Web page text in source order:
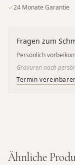
✓24 Monate Garantie
Fragen zum
Persönlich
Gravuren nach
Termin
Ähnliche